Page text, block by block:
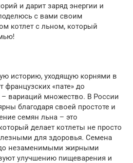
и дарит заряд энергии и
с вами своим
котлет с льном, который
историю, уходящую корнями в
французских «пате» до
– вариаций множество. В России
благодаря своей простоте и
семян льна – это
делает котлеты не просто
для здоровья. Семена
незаменимыми жирными
улучшению пищеварения и